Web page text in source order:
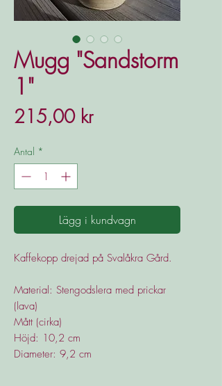
Mugg "Sandstorm
1"
215,00 krPris
Antal *
Lägg i kundvagn
Kaffekopp drejad på Svalåkra Gård.
Material: Stengodslera med prickar
(lava)
Mått (cirka)
Höjd: 10,2 cm
Diameter: 9,2 cm